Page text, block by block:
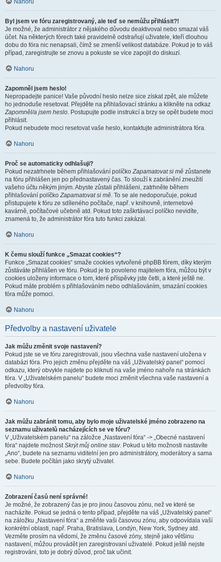
Nahoru
Byl jsem ve fóru zaregistrovaný, ale teď se nemůžu přihlásit?!
Je možné, že administrátor z nějakého důvodu deaktivoval nebo smazal váš
účet. Na některých fórech také pravidelně odstraňují uživatele, kteří dlouhou
dobu do fóra nic nenapsali, čímž se zmenší velikost databáze. Pokud je to váš
případ, zaregistrujte se znovu a pokuste se více zapojit do diskuzí.
Nahoru
Zapomněl jsem heslo!
Nepropadejte panice! Vaše původní heslo nelze sice získat zpět, ale můžete
ho jednoduše resetovat. Přejděte na přihlašovací stránku a klikněte na odkaz
Zapomněl/a jsem heslo. Postupujte podle instrukcí a brzy se opět budete moci
přihlásit.
Pokud nebudete moci resetovat vaše heslo, kontaktujte administrátora fóra.
Nahoru
Proč se automaticky odhlašuji?
Pokud nezatrhnete během přihlašování políčkoZapamatovat si mě zůstanete
na fóru přihlášen jen po přednastavený čas. To slouží k zabránění zneužití
vašeho účtu někým jiným. Abyste zůstali přihlášeni, zatrhněte během
přihlašování políčkoZapamatovat si mě. To se ale nedoporučuje, pokud
přistupujete k fóru ze sdíleného počítače, např. v knihovně, internetové
kavárně, počítačové učebně atd. Pokud toto zaškrtávací políčko nevidíte,
znamená to, že administrátor fóra tuto funkci zakázal.
Nahoru
K čemu slouží funkce „Smazat cookies“?
Funkce „Smazat cookies“ smaže cookies vytvořené phpBB fórem, díky kterým
zůstáváte přihlášen ve fóru. Pokud je to povoleno majitelem fóra, můžou být v
cookies uloženy informace o tom, které příspěvky jste četli, a které ještě ne.
Pokud máte problém s přihlašováním nebo odhlašováním, smazání cookies
fóra může pomoci.
Nahoru
Předvolby a nastavení uživatele
Jak můžu změnit svoje nastavení?
Pokud jste se ve fóru zaregistrovali, jsou všechna vaše nastavení uložena v
databázi fóra. Pro jejich změnu přejděte na váš „Uživatelský panel“ pomocí
odkazu, který obvykle najdete po kliknutí na vaše jméno nahoře na stránkách
fóra. V „Uživatelském panelu“ budete moci změnit všechna vaše nastavení a
předvolby fóra.
Nahoru
Jak můžu zabránit tomu, aby bylo moje uživatelské jméno zobrazeno na
seznamu uživatelů nacházejících se ve fóru?
V „Uživatelském panelu“ na záložce „Nastavení fóra“ -> „Obecné nastavení
fóra“ najdete možnostSkrýt můj online stav. Pokud u této možnosti nastavíte
„Ano“, budete na seznamu viditelní jen pro administrátory, moderátory a sama
sebe. Budete počítán jako skrytý uživatel.
Nahoru
Zobrazení časů není správné!
Je možné, že zobrazený čas je pro jinou časovou zónu, než ve které se
nacházíte. Pokud se jedná o tento případ, přejděte na váš „Uživatelský panel“
na záložku „Nastavení fóra“ a změňte vaši časovou zónu, aby odpovídala vaší
konkrétní oblasti, např. Praha, Bratislava, Londýn, New York, Sydney atd.
Vezměte prosím na vědomí, že změnu časové zóny, stejně jako většinu
nastavení, můžou provádět jen zaregistrovaní uživatelé. Pokud ještě nejste
registrováni, toto je dobrý důvod, proč tak učinit.